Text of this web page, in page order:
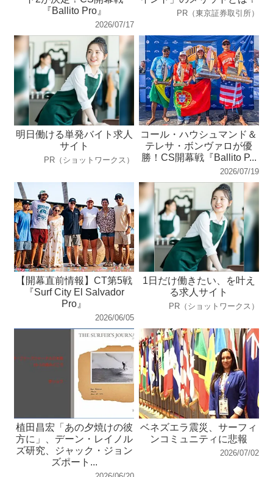
『Ballito Pro』
2026/07/17
PR（東京証券取引所）
明日働ける単発バイト求人
サイト
PR（ショットワークス）
コール・ハウシュマンド＆
テレサ・ボンヴァロが優
勝！CS開幕戦『Ballito P...
2026/07/19
【開幕直前情報】CT第5戦
『Surf City El Salvador
Pro』
2026/06/05
1日だけ働きたい、を叶え
る求人サイト
PR（ショットワークス）
植田昌宏「あの夕焼けの彼
方に」、デーン・レイノル
ズ研究、ジャック・ジョン
ズポート...
ベネズエラ震災、サーフィ
ンコミュニティに悲報
2026/07/02